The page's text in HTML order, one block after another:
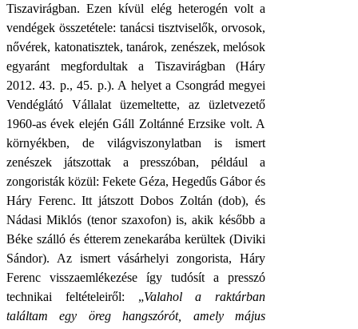
Tiszavirágban. Ezen kívül elég heterogén volt a
vendégek összetétele: tanácsi tisztviselők, orvosok,
nővérek, katonatisztek, tanárok, zenészek, melósok
egyaránt megfordultak a Tiszavirágban (Háry
2012. 43. p., 45. p.). A helyet a Csongrád megyei
Vendéglátó Vállalat üzemeltette, az üzletvezető
1960-as évek elején Gáll Zoltánné Erzsike volt. A
környékben, de világviszonylatban is ismert
zenészek játszottak a presszóban, például a
zongoristák közül: Fekete Géza, Hegedűs Gábor és
Háry Ferenc. Itt játszott Dobos Zoltán (dob), és
Nádasi Miklós (tenor szaxofon) is, akik később a
Béke szálló és étterem zenekarába kerültek (Diviki
Sándor). Az ismert vásárhelyi zongorista, Háry
Ferenc visszaemlékezése így tudósít a presszó
technikai feltételeiről: „Valahol a raktárban
találtam egy öreg hangszórót, amely május